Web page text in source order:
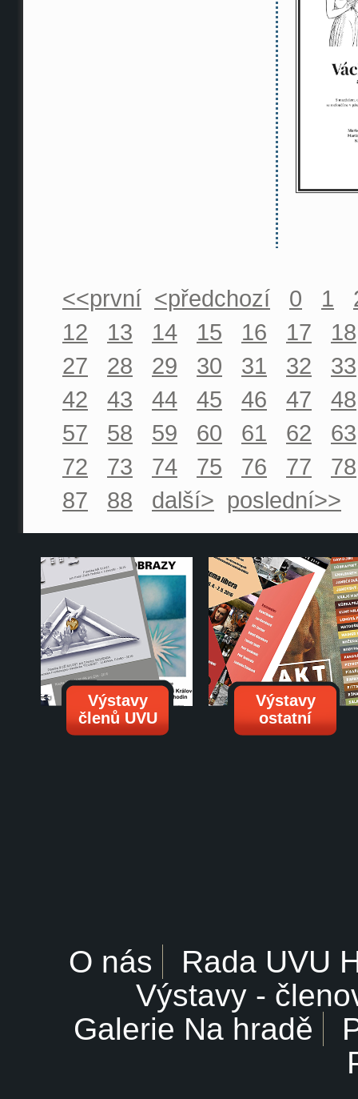
<<první <předchozí 0 1
12
13 14 15 16 17
18
27
28 29 30 31 32
33
42
43 44 45 46 47
48
57
58 59 60 61 62
63
72
73 74 75 76 77
78
87
88 další> poslední>>
Výstavy
členů UVU
Výstavy
ostatní
O nás
Rada UVU
Výstavy -
Galerie Na hradě